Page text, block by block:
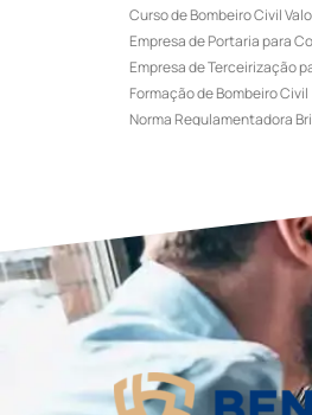
Curso de Bombeiro Civil
Empresa de Portaria para
Empresa de Terceirização
Formação de Bombeiro Civil
Norma Regulamentadora
Treinamento de Brigada de
Treinamento de Combate
Treinamento de Primeiros